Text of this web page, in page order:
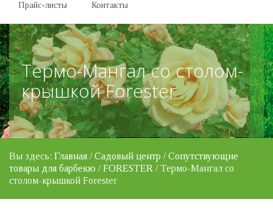
Прайс-листы Контакты
Термо-Мангал со столом-
крышкой Forester
Вы здесь: Главная /Садовый центр /Сопутствующие
товары для барбекю /FORESTER / Термо-Мангал со
столом-крышкой Forester